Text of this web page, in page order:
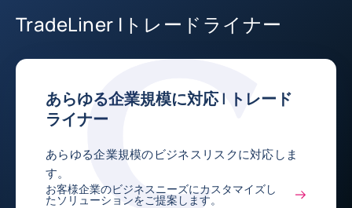
TradeLiner |トレードライナー
あらゆる企業規模に対応 | トレード
ライナー
あらゆる企業規模のビジネスリスクに対応しま
す。
お客様企業のビジネスニーズにカスタマイズし
たソリューションをご提案します。